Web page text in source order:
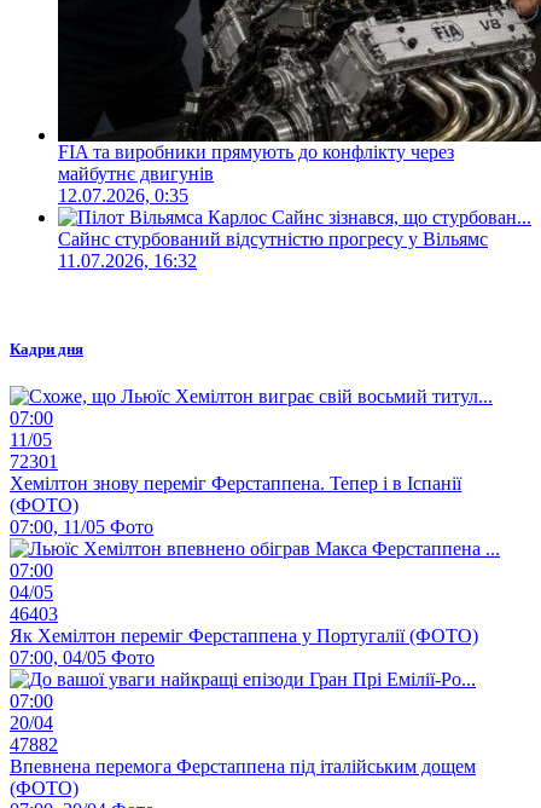
FIA та виробники прямують до конфлікту через
майбутнє двигунів
12.07.2026, 0:35
Сайнс стурбований відсутністю прогресу у Вільямс
11.07.2026, 16:32
Кадри дня
07:00
11/05
72301
Хемілтон знову переміг Ферстаппена. Тепер і в Іспанії
(ФОТО)
07:00, 11/05 Фото
07:00
04/05
46403
Як Хемілтон переміг Ферстаппена у Португалії (ФОТО)
07:00, 04/05 Фото
07:00
20/04
47882
Впевнена перемога Ферстаппена під італійським дощем
(ФОТО)